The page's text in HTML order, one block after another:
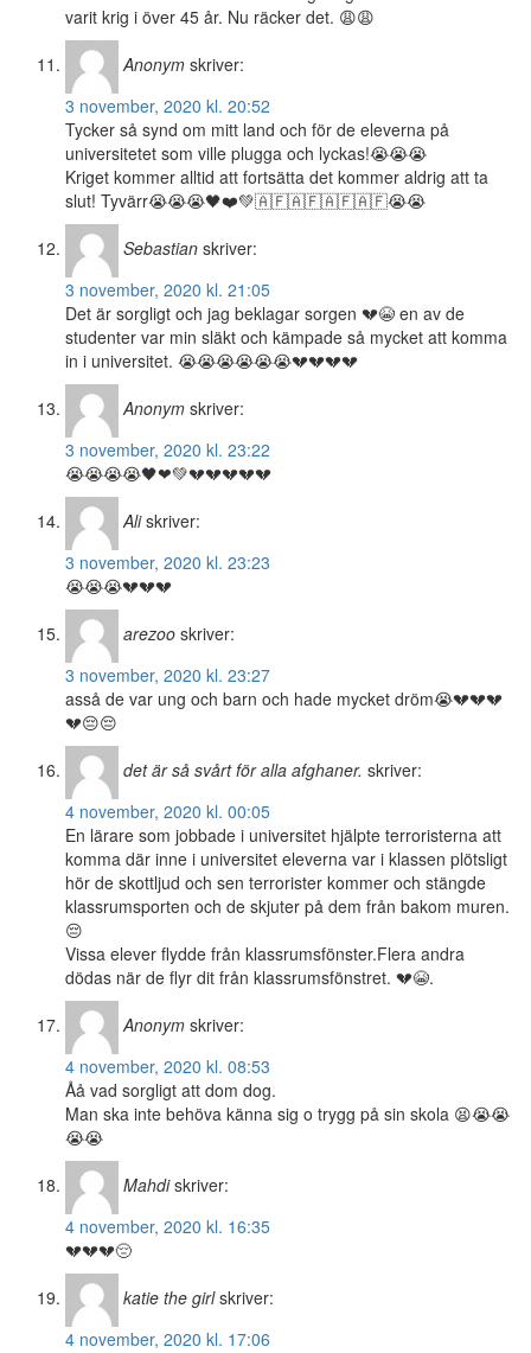
varit krig i över 45 år. Nu räcker det. 😩😩
Anonym skriver:
3 november, 2020 kl. 20:52
Tycker så synd om mitt land och för de eleverna på
universitetet som ville plugga och lyckas!😭😭😭
Kriget kommer alltid att fortsätta det kommer aldrig att ta
slut! Tyvärr😭😭😭🖤❤️💚🇦🇫🇦🇫🇦🇫🇦🇫😭😭
Sebastian skriver:
3 november, 2020 kl. 21:05
Det är sorgligt och jag beklagar sorgen 💔😭 en av de
studenter var min släkt och kämpade så mycket att komma
in i universitet. 😭😭😭😭😭😭💔💔💔💔
Anonym skriver:
3 november, 2020 kl. 23:22
😭😭😭😭🖤❤💚💔💔💔💔💔
Ali skriver:
3 november, 2020 kl. 23:23
😭😭😭💔💔💔
arezoo skriver:
3 november, 2020 kl. 23:27
asså de var ung och barn och hade mycket dröm😭💔💔💔
💔😔😔
det är så svårt för alla afghaner. skriver:
4 november, 2020 kl. 00:05
En lärare som jobbade i universitet hjälpte terroristerna att
komma där inne i universitet eleverna var i klassen plötsligt
hör de skottljud och sen terrorister kommer och stängde
klassrumsporten och de skjuter på dem från bakom muren.
😔
Vissa elever flydde från klassrumsfönster.Flera andra
dödas när de flyr dit från klassrumsfönstret. 💔😭.
Anonym skriver:
4 november, 2020 kl. 08:53
Åå vad sorgligt att dom dog.
Man ska inte behöva känna sig o trygg på sin skola 😫😭😭
😭😭
Mahdi skriver:
4 november, 2020 kl. 16:35
💔💔💔😔
katie the girl skriver:
4 november, 2020 kl. 17:06